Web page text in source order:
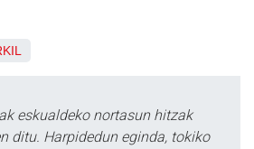
eskualdeko nortasun hitzak
ditu. Harpidedun eginda, tokiko